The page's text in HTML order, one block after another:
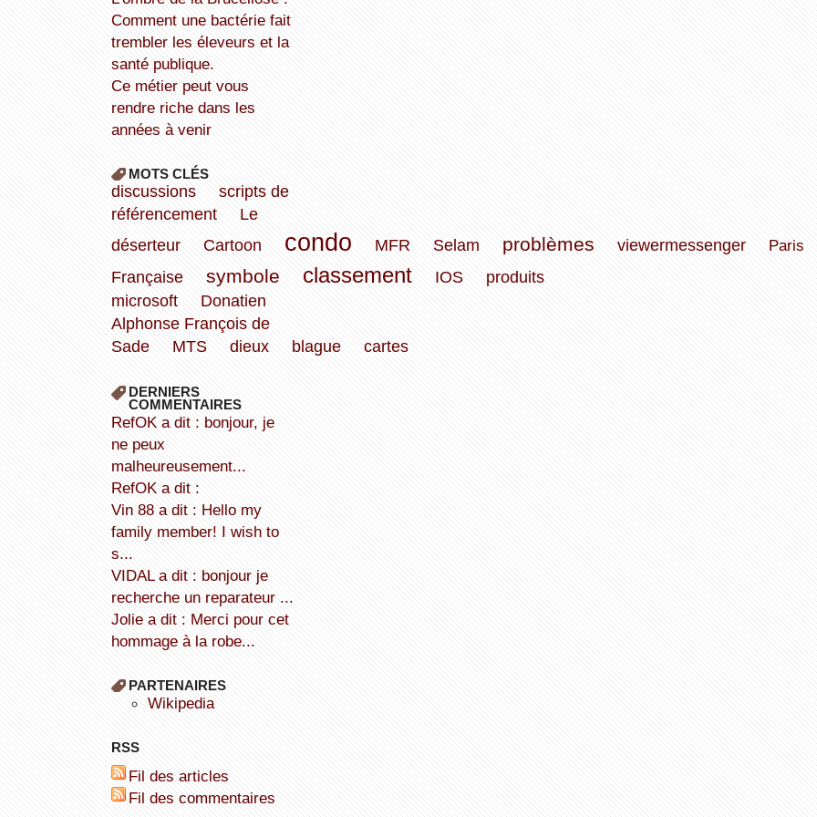
Comment une bactérie fait
trembler les éleveurs et la
santé publique.
Ce métier peut vous
rendre riche dans les
années à venir
MOTS CLÉS
discussions
scripts de
référencement
Le
déserteur
Cartoon condo MFR Selam problèmes viewermessenger Paris
Française
symbole classement IOS
produits
microsoft
Donatien
Alphonse François de
Sade
MTS dieux blague cartes
DERNIERS
COMMENTAIRES
refOK a dit : bonjour, je
ne peux
malheureusement...
refOK a dit :
Vin 88 a dit : Hello my
family member! I wish to
s...
VIDAL a dit : bonjour je
recherche un reparateur ...
Jolie a dit : Merci pour cet
hommage à la robe...
PARTENAIRES
wikipedia
RSS
Fil des articles
Fil des commentaires